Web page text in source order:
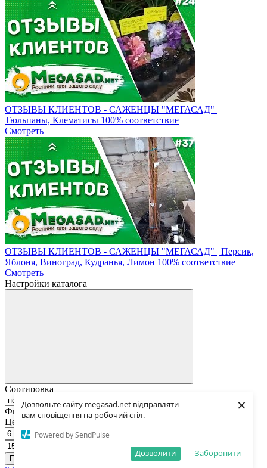
Дозвольте сайту megasad.net відправляти
вам сповіщення на робочий стіл.
Powered by SendPulse
Заборонити
Дозволити
×
ОТЗЫВЫ КЛИЕНТОВ - САЖЕНЦЫ "МЕГАСАД" |
Тюльпаны, Клематисы 100% соответствие
Смотреть
ОТЗЫВЫ КЛИЕНТОВ - САЖЕНЦЫ "МЕГАСАД" | Персик,
Яблоня, Виноград, Кудранья, Лимон 100% соответствие
Смотреть
Настройки каталога
Сортировка
Фильтр
Цена, грн
Применить